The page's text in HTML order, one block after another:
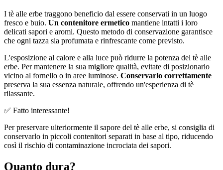
I tè alle erbe traggono beneficio dal essere conservati in un luogo
fresco e buio. Un contenitore ermetico mantiene intatti i loro
delicati sapori e aromi. Questo metodo di conservazione garantisce
che ogni tazza sia profumata e rinfrescante come previsto.
L'esposizione al calore e alla luce può ridurre la potenza del tè alle
erbe. Per mantenere la sua migliore qualità, evitate di posizionarlo
vicino al fornello o in aree luminose. Conservarlo correttamente
preserva la sua essenza naturale, offrendo un'esperienza di tè
rilassante.
✅ Fatto interessante!
Per preservare ulteriormente il sapore del tè alle erbe, si consiglia di
conservarlo in piccoli contenitori separati in base al tipo, riducendo
così il rischio di contaminazione incrociata dei sapori.
Quanto dura?